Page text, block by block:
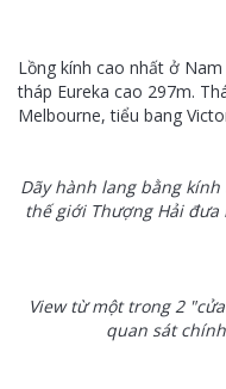
Lồng kính cao nhất ở
tháp Eureka cao 297m.
Melbourne, tiểu bang
Dãy hành lang bằng
thế giới Thượng Hải đưa
View từ một trong 2
quan sát